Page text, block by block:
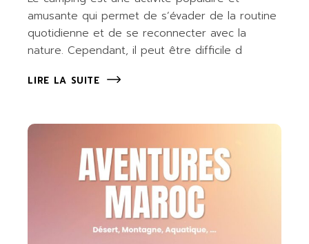
amusante qui permet de s’évader de la routine
quotidienne et de se reconnecter avec la
nature. Cependant, il peut être difficile d
LIRE LA SUITE